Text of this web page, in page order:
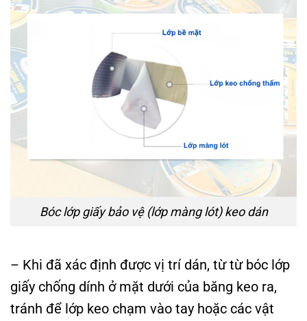
Bóc lớp giấy bảo vệ (lớp màng lót) keo dán
– Khi đã xác định được vị trí dán, từ từ bóc lớp
giấy chống dính ở mặt dưới của băng keo ra,
tránh để lớp keo chạm vào tay hoặc các vật